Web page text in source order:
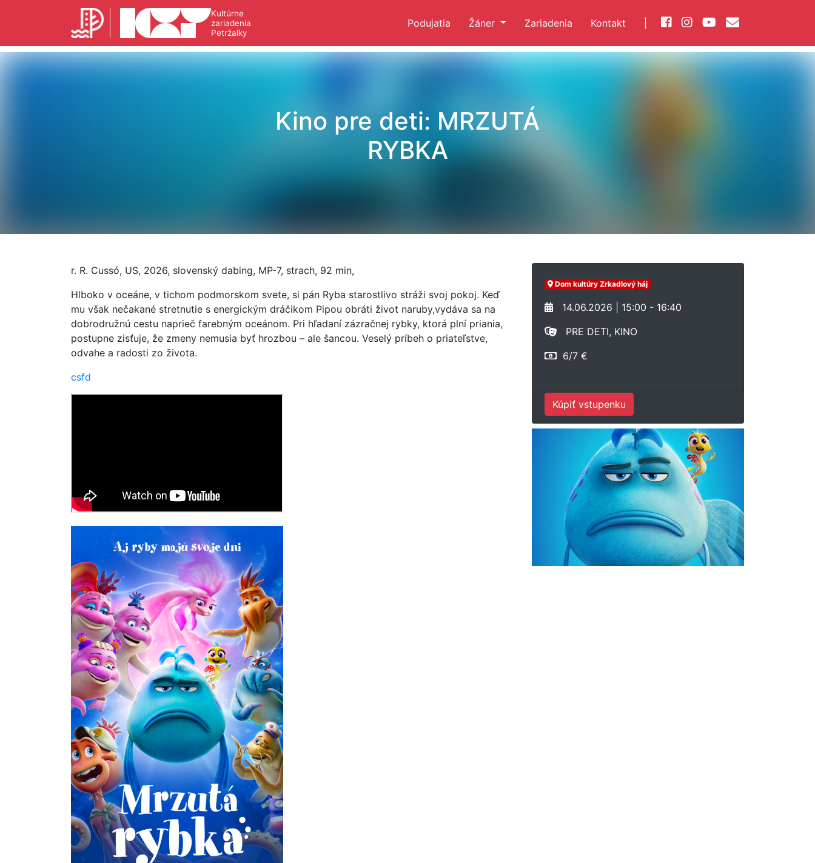
Kultúrne
zariadenia
Petržalky
Podujatia Žáner Zariadenia Kontakt
Kino pre deti: MRZUTÁ
RYBKA
r. R. Cussó, US, 2026, slovenský dabing, MP-7, strach, 92 min,
Hlboko v oceáne, v tichom podmorskom svete, si pán Ryba starostlivo stráži svoj pokoj. Keď
mu však nečakané stretnutie s energickým dráčikom Pipou obráti život naruby,vydáva sa na
dobrodružnú cestu naprieč farebným oceánom. Pri hľadaní zázračnej rybky, ktorá plní priania,
postupne zisťuje, že zmeny nemusia byť hrozbou – ale šancou. Veselý príbeh o priateľstve,
odvahe a radosti zo života.
csfd
Dom kultúry Zrkadlový háj
14.06.2026 | 15:00 - 16:40
PRE DETI, KINO
6/7 €
Kúpiť vstupenku